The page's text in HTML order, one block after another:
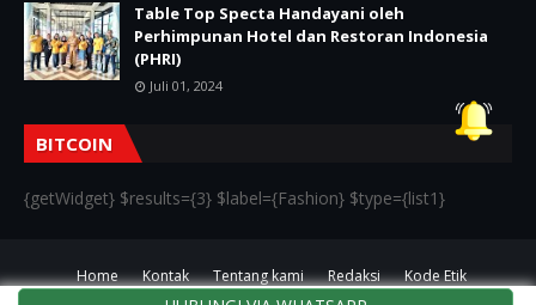
Table Top Specta Handayani oleh
Perhimpunan Hotel dan Restoran Indonesia
(PHRI)
Juli 01, 2024
BITCOIN
{getWidget} $results={3} $label={Fashion} $type={list1}
Home Kontak Tentang kami Redaksi
Kode Etik